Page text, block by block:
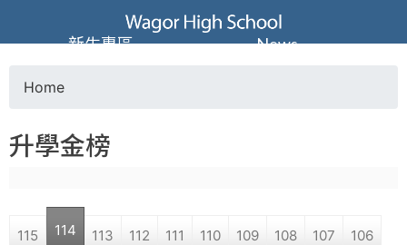
Jump to navigation
葳
格
高
o
Home
升學金榜
115 114 113 112 111 110 109 108 107 106
新生專區 News